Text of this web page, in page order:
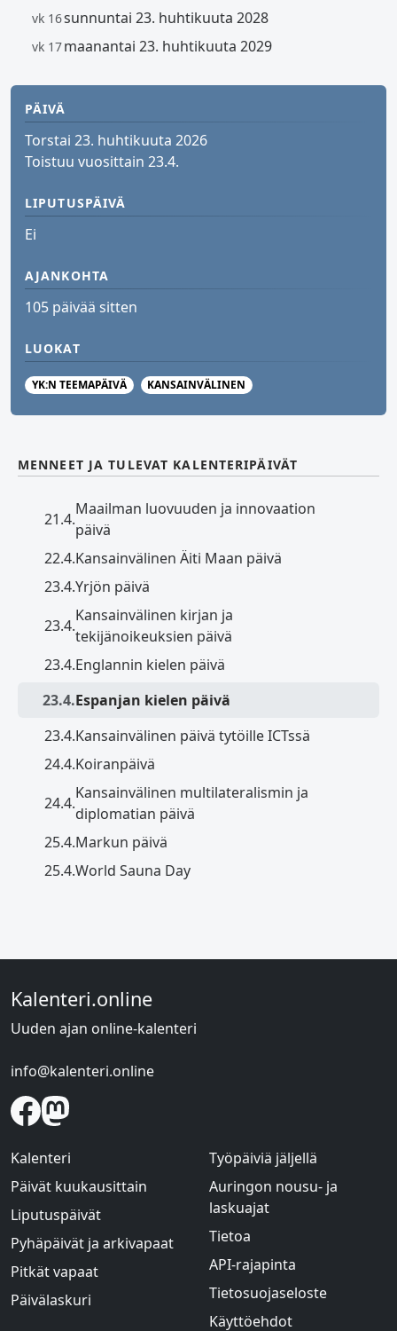
vk 16sunnuntai 23. huhtikuuta 2028
vk 17maanantai 23. huhtikuuta 2029
PÄIVÄ
Torstai 23. huhtikuuta 2026
Toistuu vuosittain 23.4.
LIPUTUSPÄIVÄ
Ei
AJANKOHTA
105 päivää sitten
LUOKAT
YK:N TEEMAPÄIVÄ KANSAINVÄLINEN
MENNEET JA TULEVAT KALENTERIPÄIVÄT
21.4.
Maailman luovuuden ja innovaation
päivä
22.4.Kansainvälinen Äiti Maan päivä
23.4.Yrjön päivä
23.4.
Kansainvälinen kirjan ja
tekijänoikeuksien päivä
23.4.Englannin kielen päivä
23.4.Espanjan kielen päivä
23.4.Kansainvälinen päivä tytöille ICTssä
24.4.Koiranpäivä
24.4.
Kansainvälinen multilateralismin ja
diplomatian päivä
25.4.Markun päivä
25.4.World Sauna Day
Kalenteri.online
Uuden ajan online-kalenteri
info@kalenteri.online
Kalenteri
Päivät kuukausittain
Liputuspäivät
Pyhäpäivät ja arkivapaat
Pitkät vapaat
Päivälaskuri
Työpäiviä jäljellä
Auringon nousu- ja
laskuajat
Tietoa
API-rajapinta
Tietosuojaseloste
Käyttöehdot